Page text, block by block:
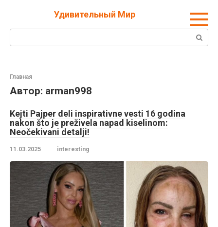
Удивительный Мир
Поиск:
Главная
Автор: arman998
Kejti Pajper deli inspirativne vesti 16 godina
nakon što je preživela napad kiselinom:
Neočekivani detalji!
11.03.2025 interesting